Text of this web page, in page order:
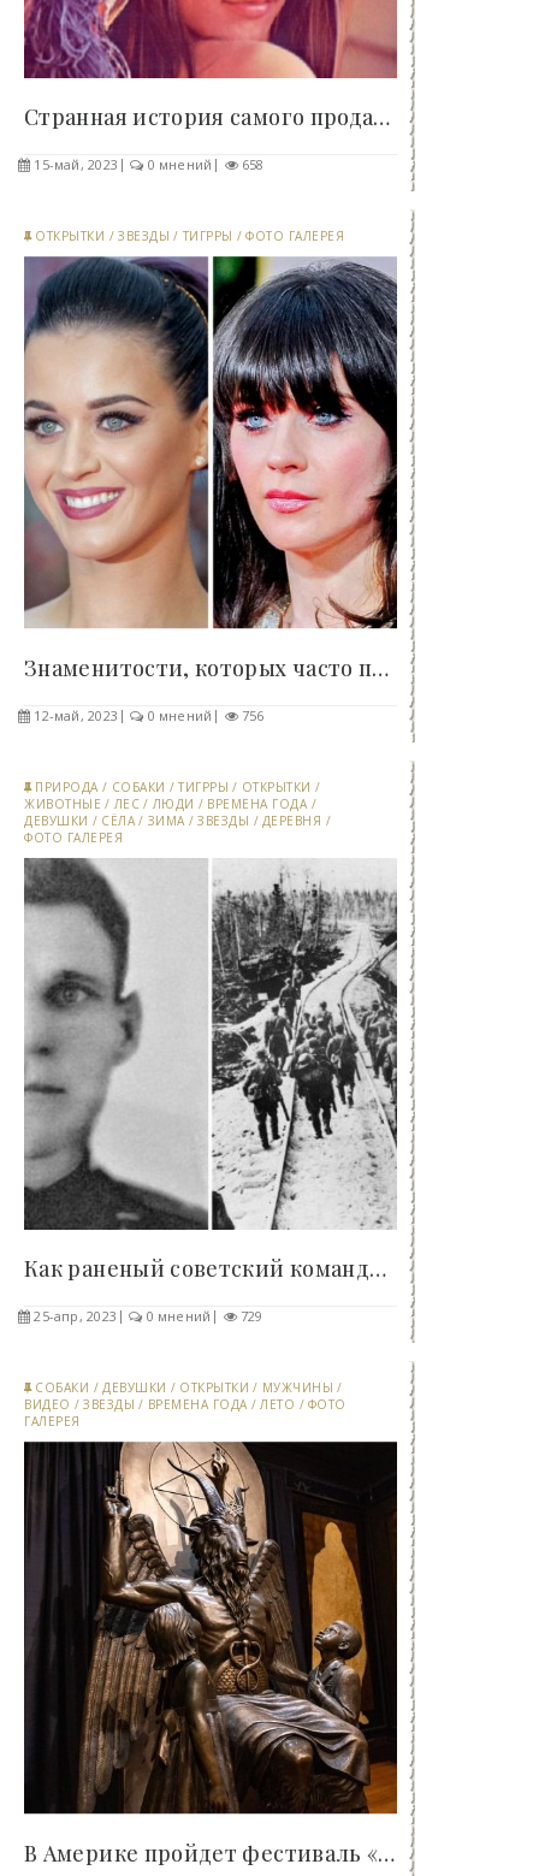
Странная история самого продаваемого выпуска..
15-май, 2023 0 мнений 658
ОТКРЫТКИ /ЗВЕЗДЫ / ТИГРРЫ /ФОТО ГАЛЕРЕЯ
Знаменитости, которых часто путают из-за..
12-май, 2023 0 мнений 756
ПРИРОДА / СОБАКИ /ТИГРРЫ / ОТКРЫТКИ /
ЖИВОТНЫЕ / ЛЕС / ЛЮДИ / ВРЕМЕНА ГОДА /
ДЕВУШКИ / СЁЛА / ЗИМА /ЗВЕЗДЫ / ДЕРЕВНЯ /
ФОТО ГАЛЕРЕЯ
Как раненый советский командир два месяца..
25-апр, 2023 0 мнений 729
СОБАКИ /ДЕВУШКИ / ОТКРЫТКИ / МУЖЧИНЫ /
ВИДЕО /ЗВЕЗДЫ / ВРЕМЕНА ГОДА /ЛЕТО / ФОТО
ГАЛЕРЕЯ
В Америке пройдет фестиваль «Сатаникон» — самое..